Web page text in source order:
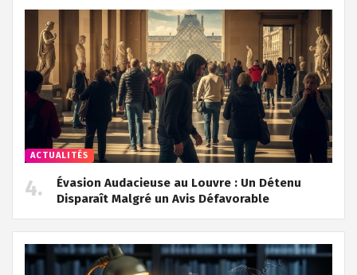
ACTUALITÉS
Évasion Audacieuse au Louvre : Un Détenu
Disparaît Malgré un Avis Défavorable